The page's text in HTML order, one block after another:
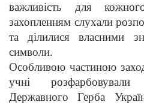
важливість для
захопленням слухали
та ділилися власними
символи.
Особливою частиною
учні
Державного Герба